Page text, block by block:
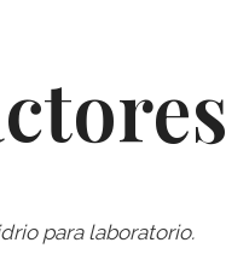
para laboratorio.